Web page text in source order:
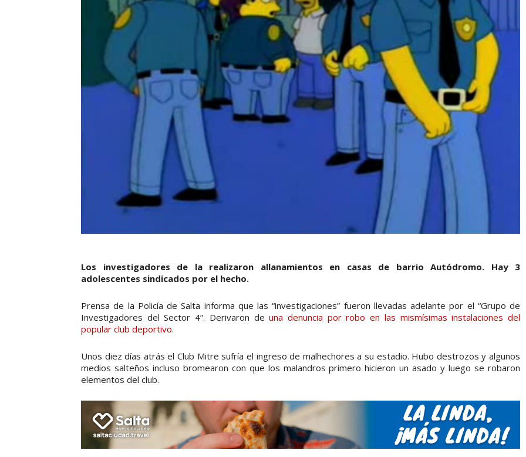
Los investigadores de la realizaron allanamientos en casas de barrio Autódromo. Hay 3
adolescentes sindicados por el hecho.
Prensa de la Policía de Salta informa que las “investigaciones” fueron llevadas adelante por el “Grupo de
Investigadores del Sector 4”. Derivaron deuna denuncia por robo en las mismísimas instalaciones del
popular club deportivo.
Unos diez días atrás el Club Mitre sufría el ingreso de malhechores a su estadio. Hubo destrozos y algunos
medios salteños incluso bromearon con que los malandros primero hicieron un asado y luego se robaron
elementos del club.